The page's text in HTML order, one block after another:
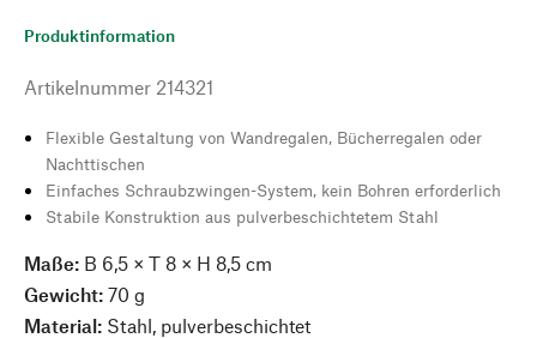
Produktinformation
Artikelnummer 214321
Flexible Gestaltung von Wandregalen, Bücherregalen oder
Nachttischen
Einfaches Schraubzwingen-System, kein Bohren erforderlich
Stabile Konstruktion aus pulverbeschichtetem Stahl
Maße: B 6,5 × T 8 × H 8,5 cm
Gewicht: 70 g
Material: Stahl, pulverbeschichtet